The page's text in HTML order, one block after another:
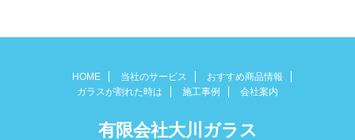
HOME 当社のサービス
おすすめ商品情報
ガラスが割れた時は
施工事例 会社案内
有限会社大川ガラス